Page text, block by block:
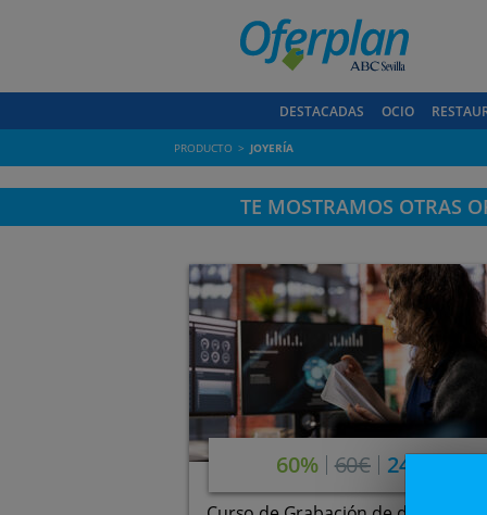
DESTACADAS OCIO
PRODUCTO JOYERÍA
TE MOSTRAMOS OTRAS
60% 60€ 24,20€